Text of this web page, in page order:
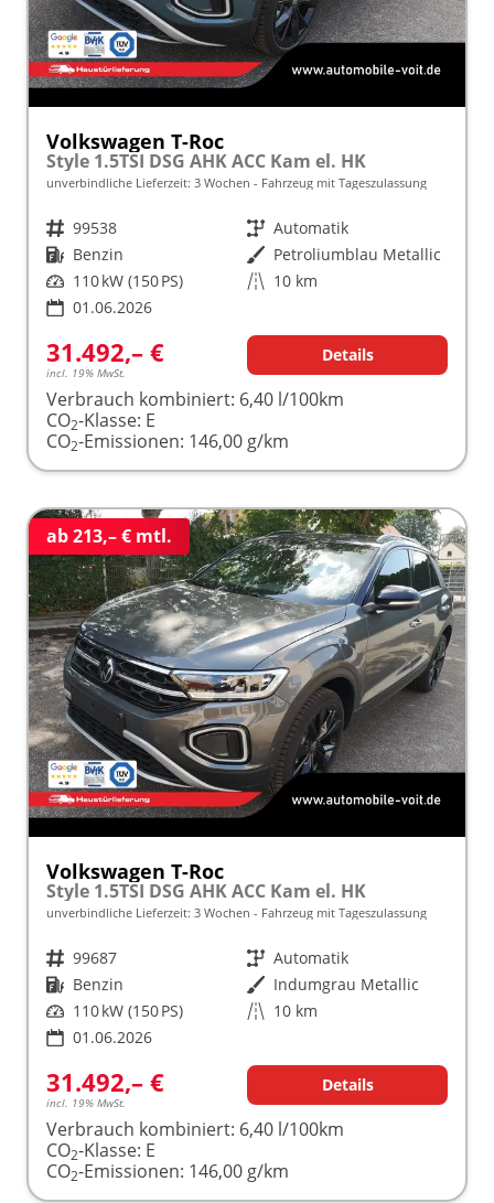
Volkswagen T-Roc
Style 1.5TSI DSG AHK ACC Kam el. HK
unverbindliche Lieferzeit: 3 Wochen Fahrzeug mit Tageszulassung
Fahrzeugnr. 99538 Getriebe Automatik
Kraftstoff Benzin Außenfarbe Petroliumblau Metallic
Leistung 110 kW (150 PS) Kilometerstand 10 km
01.06.2026
31.492,– €
incl. 19% MwSt.
Details
Verbrauch kombiniert: 6,40 l/100km
CO2-Klasse: E
CO2-Emissionen: 146,00 g/km
ab 213,– € mtl.
Volkswagen T-Roc
Style 1.5TSI DSG AHK ACC Kam el. HK
unverbindliche Lieferzeit: 3 Wochen Fahrzeug mit Tageszulassung
Fahrzeugnr. 99687 Getriebe Automatik
Kraftstoff Benzin Außenfarbe Indumgrau Metallic
Leistung 110 kW (150 PS) Kilometerstand 10 km
01.06.2026
31.492,– €
incl. 19% MwSt.
Details
Verbrauch kombiniert: 6,40 l/100km
CO2-Klasse: E
CO2-Emissionen: 146,00 g/km